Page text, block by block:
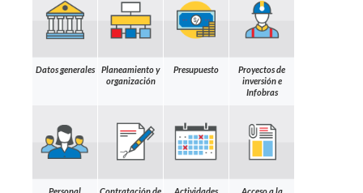
Datos generales
Planeamiento y
organización
Presupuesto
Proyectos de
inversión e
Infobras
Personal
Contratación de
Actividades
Acceso a la